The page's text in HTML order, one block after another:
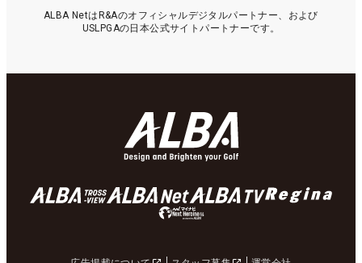
ALBA NetはR&Aのオフィシャルデジタルパートナー、および
USLPGAの日本公式サイトパートナーです。